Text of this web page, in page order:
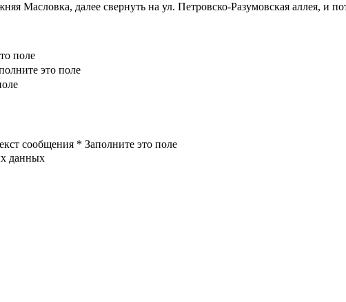
Масловка, далее свернуть на ул. Петровско-Разумовская аллея, и
поле
это поле
сообщения * Заполните это поле
данных